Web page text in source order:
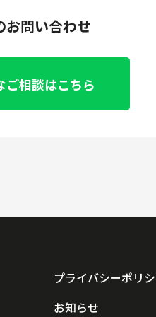
お問い合わせ
ご相談はこちら
プライバシーポリ
お知らせ